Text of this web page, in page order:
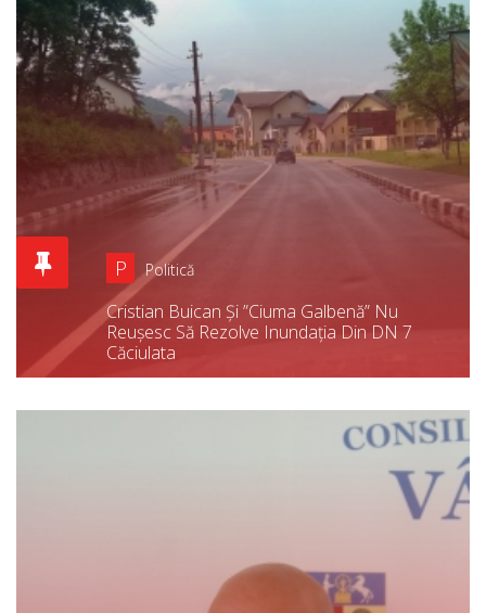
P Politică
Cristian Buican Și ”ciuma Galbenă” Nu
Reușesc Să Rezolve Inundația Din DN 7
Căciulata